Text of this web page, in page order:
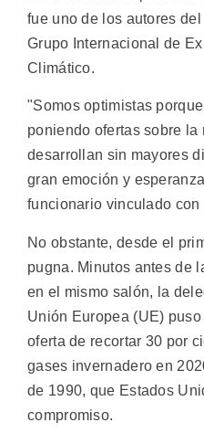
fue uno de los autores
Grupo Internacional de
Climático.
"Somos optimistas
poniendo ofertas sobre
desarrollan sin mayores
gran emoción y
funcionario vinculado
No obstante, desde el
pugna. Minutos antes de
en el mismo salón, la
Unión Europea (UE)
oferta de recortar 30 por
gases invernadero en
de 1990, que Estados
compromiso.